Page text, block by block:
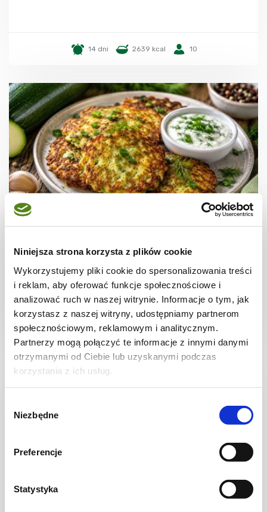
Niniejsza strona korzysta z plików cookie
Wykorzystujemy pliki cookie do spersonalizowania treści
i reklam, aby oferować funkcje społecznościowe i
analizować ruch w naszej witrynie. Informacje o tym, jak
korzystasz z naszej witryny, udostępniamy partnerom
społecznościowym, reklamowym i analitycznym.
Partnerzy mogą połączyć te informacje z innymi danymi
otrzymanymi od Ciebie lub uzyskanymi podczas
korzystania z ich usług.
zgody
Niezbędne
Preferencje
Statystyka
14 dni 2639 kcal 10
Fit placki z cukinii i twarogu – chrupiące i
gotowe w 20 minut
20 min. 589 kcal 2
WIDEO